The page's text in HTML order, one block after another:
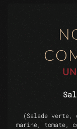
(Salade verte,
mariné, tomate,